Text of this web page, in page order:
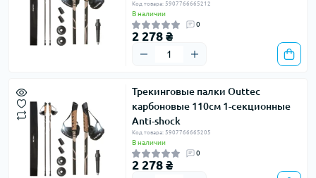
Код товара: 5907766665212
В наличии
0
2 278 ₴
Трекинговые палки Outtec
карбоновые 110см 1-секционные
Anti-shock
Код товара: 5907766665205
В наличии
0
2 278 ₴